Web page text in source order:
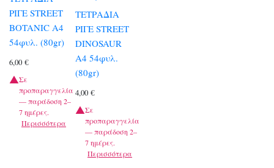
ΡΙΓΕ STREET
BOTANIC A4
54φυλ. (80gr)
6,00 €
Σε
προπαραγγελία
— παράδοση 2–
7 ημέρες.
Περισσότερα
ΤΕΤΡΑΔΙΑ
ΡΙΓΕ STREET
DINOSAUR
A4 54φυλ.
(80gr)
4,00€
Σε
προπαραγγελία
— παράδοση 2–
7 ημέρες.
Περισσότερα